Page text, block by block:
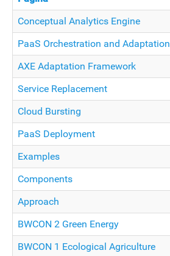
Conceptual Analytics Engine
PaaS Orchestration and Adaptation
AXE Adaptation Framework
Service Replacement
Cloud Bursting
PaaS Deployment
Examples
Components
Approach
BWCON 2 Green Energy
BWCON 1 Ecological Agriculture